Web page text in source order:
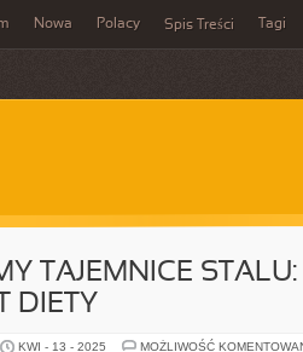
Nowa Polacy Spis Treści Tagi
TAJEMNICE
DIETY
KWI - 13 - 2025 MOŻLIWOŚĆ